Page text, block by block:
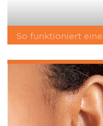
So funktioniert